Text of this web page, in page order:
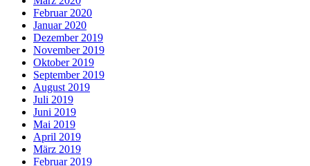
Februar 2020
Januar 2020
Dezember 2019
November 2019
Oktober 2019
September 2019
August 2019
Juli 2019
Juni 2019
Mai 2019
April 2019
März 2019
Februar 2019